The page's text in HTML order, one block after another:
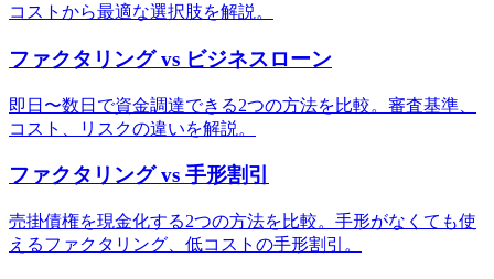
コストから最適な選択肢を解説。
ファクタリング vs ビジネスローン
即日〜数日で資金調達できる2つの方法を比較。審査基準、
コスト、リスクの違いを解説。
ファクタリング vs 手形割引
売掛債権を現金化する2つの方法を比較。手形がなくても使
えるファクタリング、低コストの手形割引。